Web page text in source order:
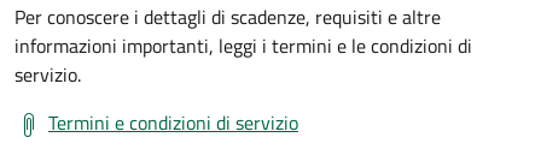
Per conoscere i dettagli di scadenze, requisiti e altre
informazioni importanti, leggi i termini e le condizioni di
servizio.
Termini e condizioni di servizio